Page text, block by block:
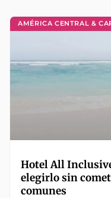
AMÉRICA CENTRAL &
Hotel All
elegirlo sin
comunes